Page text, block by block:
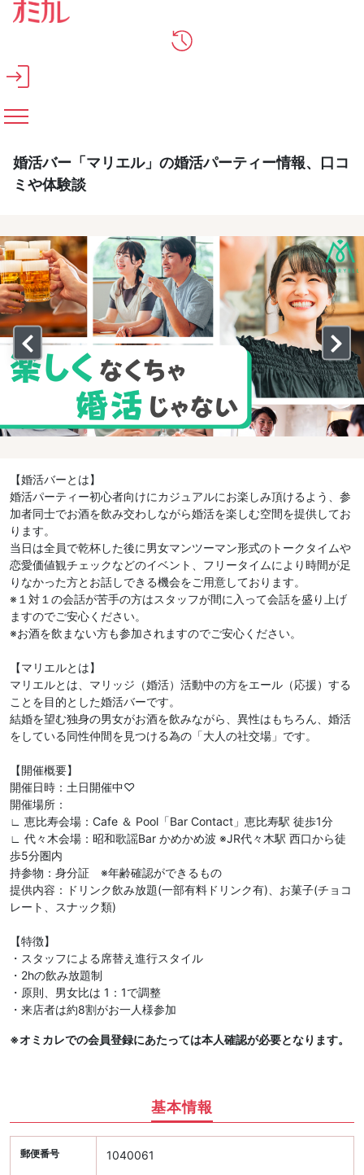
メインコンテンツへスキップ
婚活バー「マリエル」の婚活パーティー情報、口コ
ミや体験談
【婚活バーとは】
婚活パーティー初心者向けにカジュアルにお楽しみ頂けるよう、参
加者同士でお酒を飲み交わしながら婚活を楽しむ空間を提供してお
ります。
当日は全員で乾杯した後に男女マンツーマン形式のトークタイムや
恋愛価値観チェックなどのイベント、フリータイムにより時間が足
りなかった方とお話しできる機会をご用意しております。
※１対１の会話が苦手の方はスタッフが間に入って会話を盛り上げ
ますのでご安心ください。
※お酒を飲まない方も参加されますのでご安心ください。
【マリエルとは】
マリエルとは、マリッジ（婚活）活動中の方をエール（応援）する
ことを目的とした婚活バーです。
結婚を望む独身の男女がお酒を飲みながら、異性はもちろん、婚活
をしている同性仲間を見つける為の「大人の社交場」です。
【開催概要】
開催日時：土日開催中♡
開催場所：
∟ 恵比寿会場：Cafe ＆ Pool「Bar Contact」恵比寿駅 徒歩1分
∟ 代々木会場：昭和歌謡Bar かめかめ波 ※JR代々木駅 西口から徒
歩5分圏内
持参物：身分証 ※年齢確認ができるもの
提供内容：ドリンク飲み放題(一部有料ドリンク有)、お菓子(チョコ
レート、スナック類)
【特徴】
・スタッフによる席替え進行スタイル
・2hの飲み放題制
・原則、男女比は 1：1で調整
・来店者は約8割がお一人様参加
※オミカレでの会員登録にあたっては本人確認が必要となります。
基本情報
郵便番号 1040061